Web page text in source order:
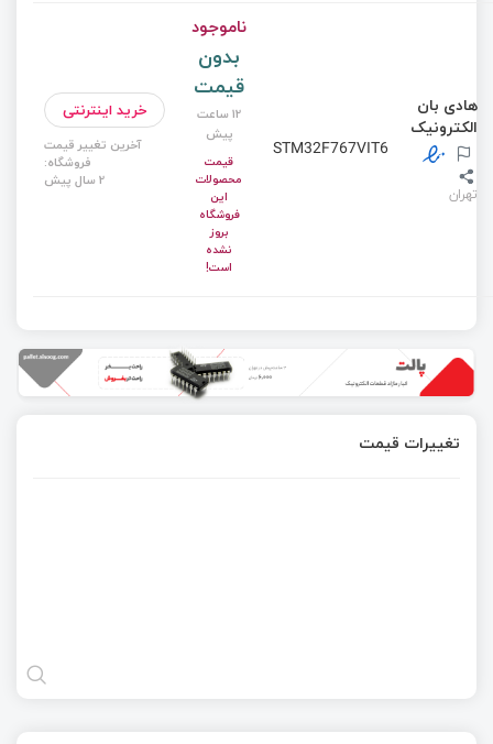
هادی بان
الکترونیک
تهران
STM32F767VIT6
ناموجود
بدون
قیمت
12 ساعت
پیش
قیمت
محصولات
این
فروشگاه
بروز
نشده
است!
خرید اینترنتی
آخرین تغییر قیمت
فروشگاه:
2 سال پیش
تغییرات قیمت